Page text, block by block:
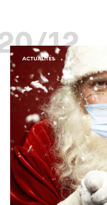
12
ACTUALITÉS